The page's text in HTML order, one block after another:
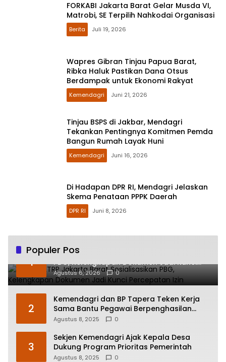
FORKABI Jakarta Barat Gelar Musda VI,
Matrobi, SE Terpilih Nahkodai Organisasi
Berita Juli 19, 2026
Wapres Gibran Tinjau Papua Barat,
Ribka Haluk Pastikan Dana Otsus
Berdampak untuk Ekonomi Rakyat
Kemendagri Juni 21, 2026
Tinjau BSPS di Jakbar, Mendagri
Tekankan Pentingnya Komitmen Pemda
Bangun Rumah Layak Huni
Kemendagri Juni 16, 2026
Di Hadapan DPR RI, Mendagri Jelaskan
Skema Penataan PPPK Daerah
DPR RI Juni 8, 2026
Populer Pos
1
Sudin CKTRP Jakarta Barat Sosialisasikan
PBG, Kelengkapan Dokumen Jadi Kunci
Percepatan Izin
Agustus 6, 2026 0
2
Kemendagri dan BP Tapera Teken Kerja
Sama Bantu Pegawai Berpenghasilan
Rendah Mendapat Hunian Layak
Agustus 8, 2025 0
3
Sekjen Kemendagri Ajak Kepala Desa
Dukung Program Prioritas Pemerintah
Agustus 8, 2025 0